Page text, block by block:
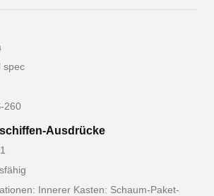
spec
260
Ausdrücke
Innerer Kasten: Schaum-Paket-